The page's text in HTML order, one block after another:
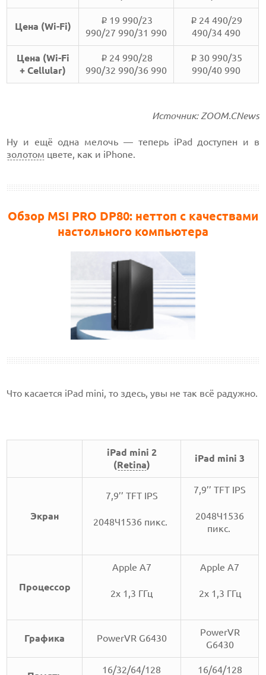
Цена (Wi-Fi)
i19 990/23
990/27 990/31 990
i 24 490/29
490/34 490
Цена (Wi-Fi
+ Cellular)
i24 990/28
990/32 990/36 990
i 30 990/35
990/40 990
Источник: ZOOM.CNews
Ну и ещё одна мелочь — теперь iPad доступен и в
золотом цвете, как и iPhone.
Обзор MSI PRO DP80: неттоп с качествами
настольного компьютера
Что касается iPad mini, то здесь, увы не так всё радужно.
iPad mini 2
(Retina)
iPad mini 3
Экран
7,9’’ TFT IPS
2048Ч1536 пикс.
7,9’’ TFT IPS
2048Ч1536
пикс.
Процессор
Apple A7
2x 1,3 ГГц
Apple A7
2x 1,3 ГГц
Графика PowerVR G6430
PowerVR
G6430
16/32/64/128 16/64/128